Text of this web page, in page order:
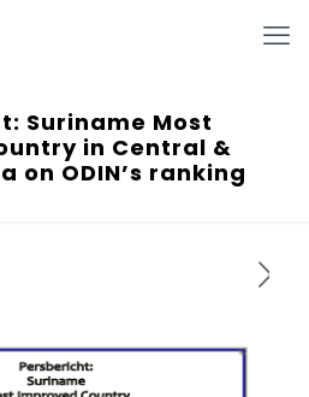
Suriname Most
in Central &
on ODIN’s ranking